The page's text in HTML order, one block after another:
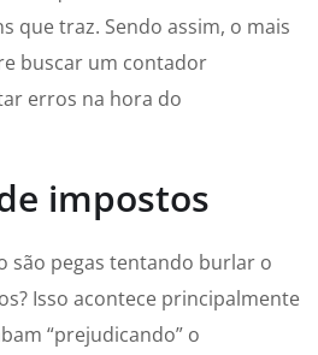
que traz. Sendo assim, o mais
buscar um contador
erros na hora do
impostos
são pegas tentando burlar o
Isso acontece principalmente
“prejudicando” o